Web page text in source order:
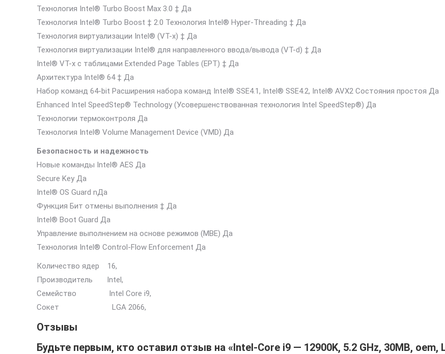
Технология Intel® Turbo Boost Max 3.0 ‡ Да
Технология Intel® Turbo Boost ‡ 2.0 Технология Intel® Hyper-Threading ‡ Да
Технология виртуализации Intel® (VT-x) ‡ Да
Технология виртуализации Intel® для направленного ввода/вывода (VT-d) ‡ Да
Intel® VT-x с таблицами Extended Page Tables (EPT) ‡ Да
Архитектура Intel® 64 ‡ Да
Набор команд 64-bit Расширения набора команд Intel® SSE4.1, Intel® SSE4.2, Intel® AVX2 Состояния простоя Да
Enhanced Intel SpeedStep® Technology (Усовершенствованная технология Intel SpeedStep®) Да
Технологии термоконтроля Да
Технология Intel® Volume Management Device (VMD) Да
Безопасность и надежность
Новые команды Intel® AES Да
Secure Key Да
Intel® OS Guard nДа
Функция Бит отмены выполнения ‡ Да
Intel® Boot Guard Да
Управление выполнением на основе режимов (MBE) Да
Технология Intel® Control-Flow Enforcement Да
Количество ядер 16,
Производитель Intel,
Семейство Intel Core i9,
Сокет LGA 2066,
Отзывы
Будьте первым, кто оставил отзыв на «Intel-Core i9 — 12900K, 5.2 GHz, 30MB, oem,